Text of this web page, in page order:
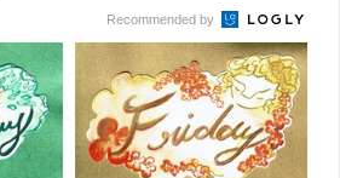
Recommended by